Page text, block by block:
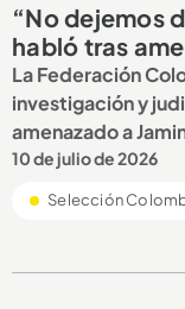
“No dejemos
habló tras
La Federación
investigación y
amenazado a
10 de julio de 2026
Selección